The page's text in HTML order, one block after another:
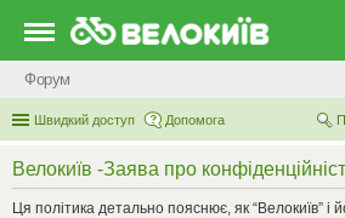
Форум
Швидкий доступ Допомога
Велокиїв -Заява про
Ця політика детально пояснює, як “Велокиїв” і